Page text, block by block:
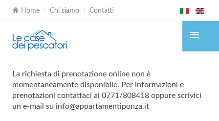
Home Chi siamo Contatti
La richiesta di prenotazione online non è
momentaneamente disponibile. Per informazioni e
prenotazioni contattaci al 0771/808418 oppure scrivici
un e-mail su info@appartamentiponza.it